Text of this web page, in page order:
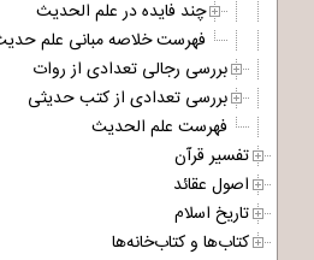
چند فایده در علم الحدیث
فهرست خلاصه مبانی علم
بررسی رجالی تعدادی از روات
بررسی تعدادی از کتب حدیثی
فهرست علم الحدیث
تفسیر قرآن
اصول عقائد
تاریخ اسلام
کتاب‌ها و کتاب‌خانه‌ها